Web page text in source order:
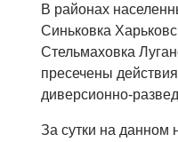
В районах
Синьковка
Стельмаховка
пресечены
диверсионно-
За сутки на данном